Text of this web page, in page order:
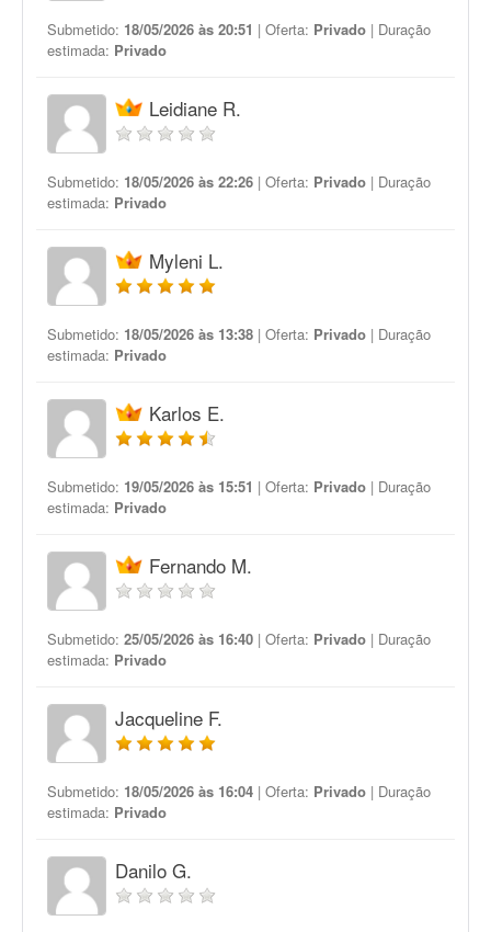
Submetido: 18/05/2026 às 20:51 | Oferta: Privado | Duração
estimada: Privado
Leidiane R.
Submetido: 18/05/2026 às 22:26 | Oferta: Privado | Duração
estimada: Privado
Myleni L.
Submetido: 18/05/2026 às 13:38 | Oferta: Privado | Duração
estimada: Privado
Karlos E.
Submetido: 19/05/2026 às 15:51 | Oferta: Privado | Duração
estimada: Privado
Fernando M.
Submetido: 25/05/2026 às 16:40 | Oferta: Privado | Duração
estimada: Privado
Jacqueline F.
Submetido: 18/05/2026 às 16:04 | Oferta: Privado | Duração
estimada: Privado
Danilo G.